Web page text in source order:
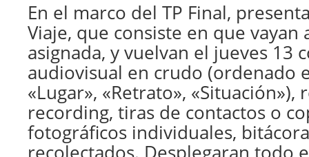
En el marco del TP Final,
Viaje, que consiste en que vayan
asignada, y vuelvan el jueves 13
audiovisual en crudo (ordenado
«Lugar», «Retrato»,
recording, tiras de contactos o
fotográficos individuales,
recolectados. Desplegaran todo